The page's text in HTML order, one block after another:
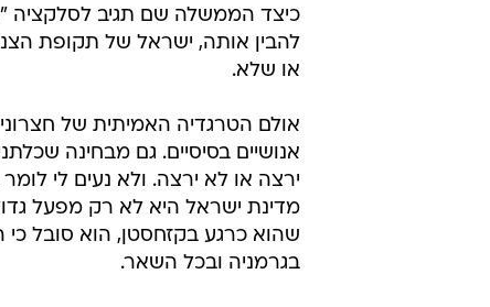
כיצד הממשלה שם תגיב לסלקציה
להבין אותה, ישראל של תקופת
או שלא.
אולם הטרגדיה האמיתית של
אנושיים בסיסיים. גם מבחינה
ירצה או לא ירצה. ולא נעים לי
מדינת ישראל היא לא רק מפעל
שהוא כרגע בקזחסטן, הוא סובל כי
בגרמניה ובכל השאר.